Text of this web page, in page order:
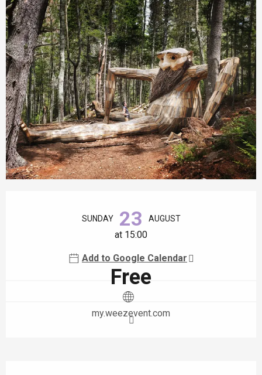
SUNDAY 23 AUGUST
at 15:00
Add to Google Calendar
Free
my.weezevent.com